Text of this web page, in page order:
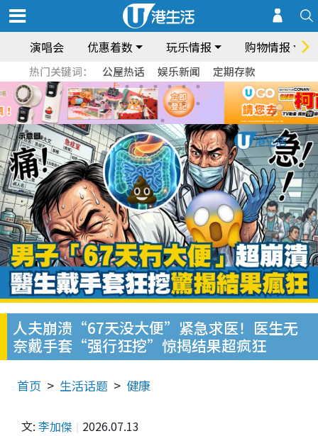
演唱会 优惠着数 玩乐情报 购物情报
热门关键词： 公屋热话 娱乐新闻 定期存款
人夫崩溃“67天没大便”紧急求医！医生无
奈戴手套“强行狂挖”惊揭结果超疯狂
首页 生活话题 健康
文: 李加傑 2026.07.13